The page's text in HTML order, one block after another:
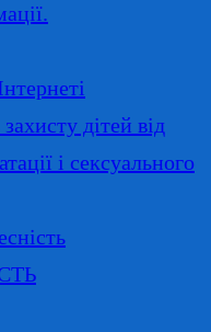
дітей від
і сексуального